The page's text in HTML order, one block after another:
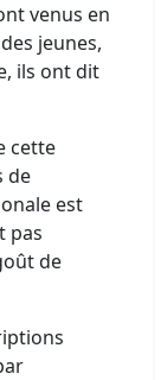
venus en
jeunes,
ils ont dit
cette
de
est
pas
de